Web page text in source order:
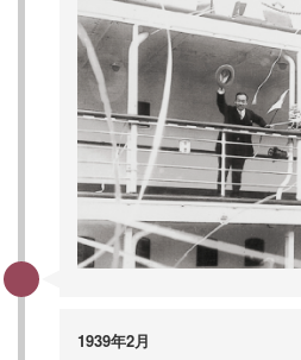
1939年2月